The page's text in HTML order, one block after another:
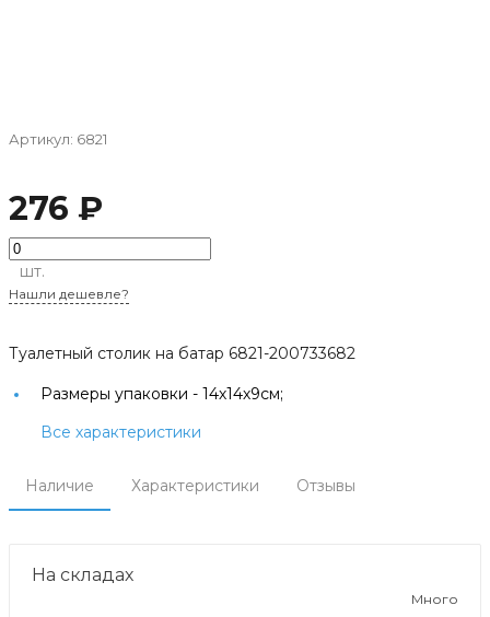
Артикул: 6821
276 ₽
шт.
Нашли дешевле?
Туалетный столик на батар 6821-200733682
Размеры упаковки - 14х14х9см;
Все характеристики
Наличие Характеристики Отзывы
На складах
Много